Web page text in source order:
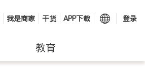
我是商家 干货 APP下载 登录
教育